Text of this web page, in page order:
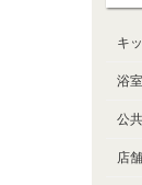
キ
浴
公
店